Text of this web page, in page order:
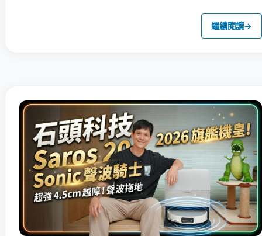
繼續閱讀→